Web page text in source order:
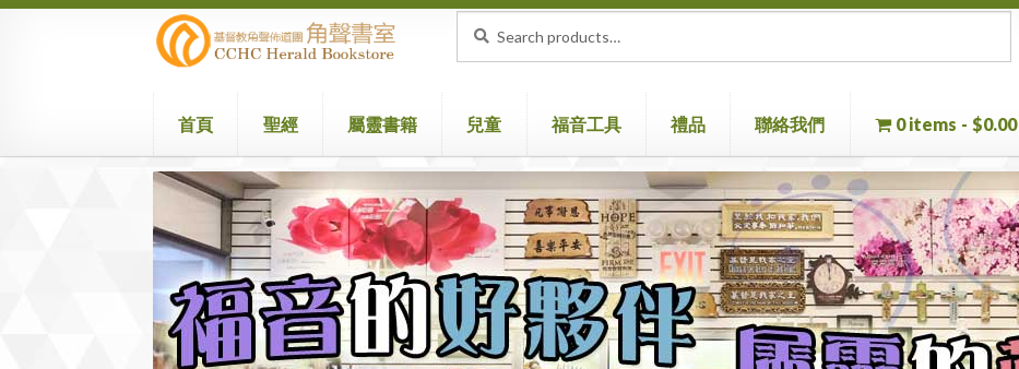
Skip
to
Skip
to
for:
首頁 聖經 屬靈書籍 兒童 福音工具 禮品 聯絡我們 0 items $0.00
HomeAttributionCartCheckout 聖經機 首頁 聖經 聯絡我們